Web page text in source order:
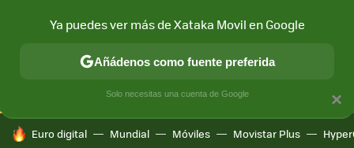
CONECTIVIDAD MÓVIL Y SOCIEDAD APLICACIONES
HOY SE HABLA DE
Euro digital Mundial Móviles Movistar Plus
×
Ya puedes ver más de Xataka Movil en Google
Añádenos como fuente preferida
Solo necesitas una cuenta de Google